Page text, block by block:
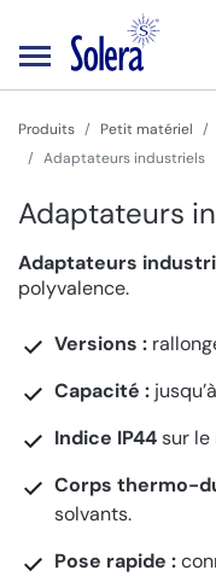
Produits Petit matériel
Adaptateurs industriels
Adaptateurs
Adaptateurs
polyvalence.
Versions :
Capacité :
Indice IP44sur le
Corps thermo-
solvants.
Pose rapide :